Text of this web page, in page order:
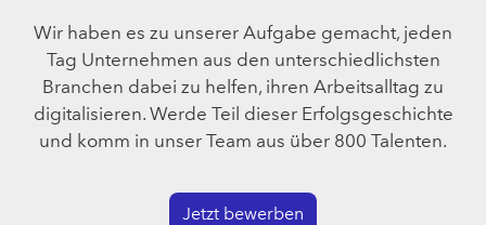
Wir haben es zu unserer Aufgabe gemacht, jeden
Tag Unternehmen aus den unterschiedlichsten
Branchen dabei zu helfen, ihren Arbeitsalltag zu
digitalisieren. Werde Teil dieser Erfolgsgeschichte
und komm in unser Team aus über 800 Talenten.
Jetzt bewerben